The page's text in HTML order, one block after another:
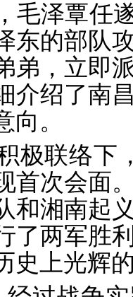
毛泽覃任
东的部队
弟，立即
介绍了南
。
极联络下
首次会面
和湘南起
了两军胜
史上光辉